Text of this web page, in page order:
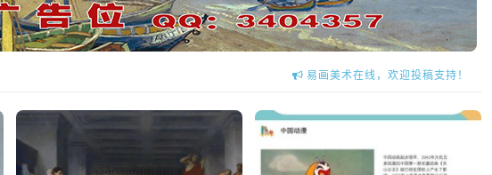
易画美术在线，全免费学习美术网站!
易画美术在线，欢迎投稿支持！